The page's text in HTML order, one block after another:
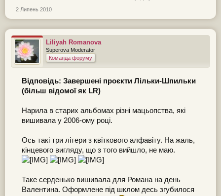
2 Липень 2010
Liliyah Romanova
Superova Moderator
Команда форуму
Відповідь: Завершені проєкти Лільки-Шпильки
(більш відомої як LR)
Нарила в старих альбомах різні мацьопства, які
вишивала у 2006-ому році.
Ось такі три літери з квіткового алфавіту. На жаль,
кінцевого вигляду, що з того вийшло, не маю.
Таке серденько вишивала для Романа на день
Валентина. Оформлене під шклом десь згубилося